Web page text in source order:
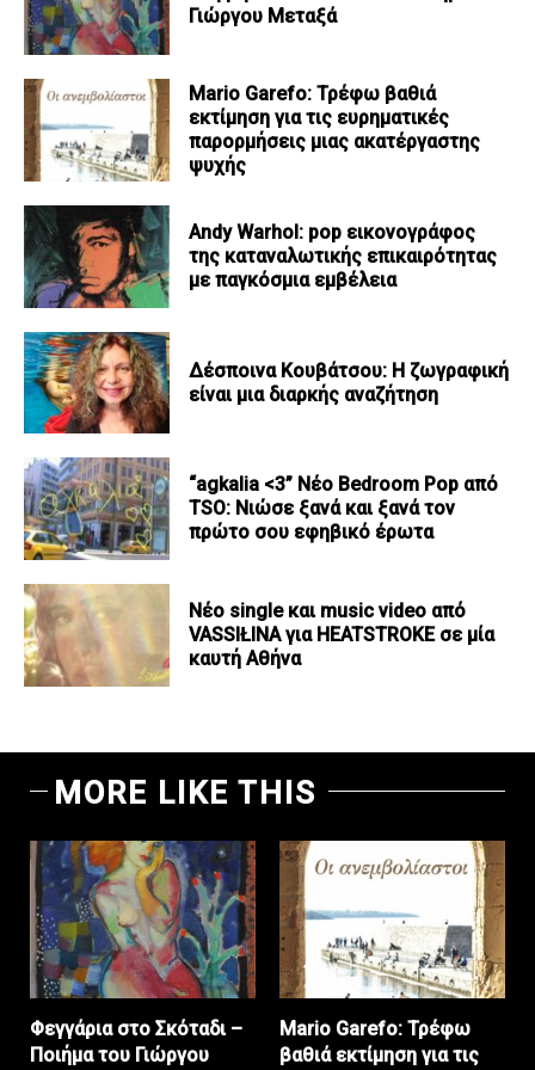
Γιώργου Μεταξά
Mario Garefo: Τρέφω βαθιά
εκτίμηση για τις ευρηματικές
παρορμήσεις μιας ακατέργαστης
ψυχής
Andy Warhol: pop εικονογράφος
της καταναλωτικής επικαιρότητας
με παγκόσμια εμβέλεια
Δέσποινα Κουβάτσου: Η ζωγραφική
είναι μια διαρκής αναζήτηση
“agkalia <3” Νέο Bedroom Pop από
TSO: Νιώσε ξανά και ξανά τον
πρώτο σου εφηβικό έρωτα
Νέο single και music video από
VASSIŁINA για HEATSTROKE σε μία
καυτή Αθήνα
MORE LIKE THIS
Φεγγάρια στο Σκόταδι –
Ποιήμα του Γιώργου
Mario Garefo: Τρέφω
βαθιά εκτίμηση για τις